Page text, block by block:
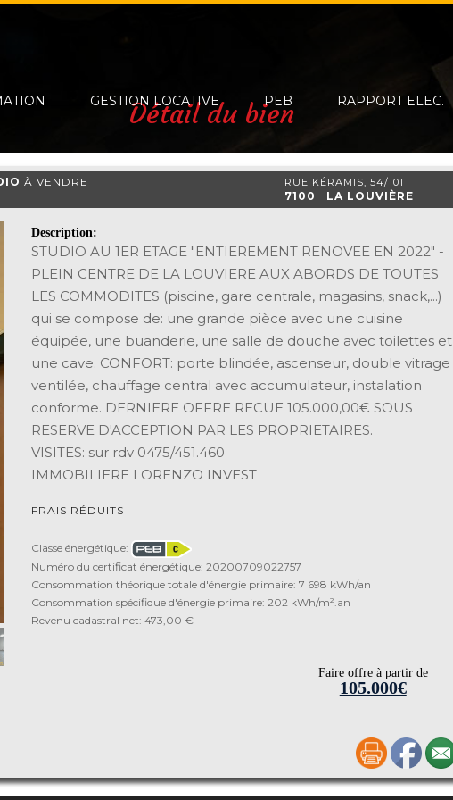
GESTION LOCATIVE PEB RAPPORT ELEC.
Détail du bien
À VENDRE RUE KÉRAMIS, 54/101
7100 LA LOUVIÈRE
Description:
STUDIO AU 1ER ETAGE "ENTIEREMENT RENOVEE EN 2022" -
PLEIN CENTRE DE LA LOUVIERE AUX ABORDS DE TOUTES
LES COMMODITES (piscine, gare centrale, magasins, snack,...)
qui se compose de: une grande pièce avec une cuisine
équipée, une buanderie, une salle de douche avec toilettes et
une cave. CONFORT: porte blindée, ascenseur, double vitrage
ventilée, chauffage central avec accumulateur, instalation
conforme. DERNIERE OFFRE RECUE 105.000,00€ SOUS
RESERVE D'ACCEPTION PAR LES PROPRIETAIRES.
VISITES: sur rdv 0475/451.460
IMMOBILIERE LORENZO INVEST
FRAIS RÉDUITS
Classe énergétique:
Numéro du certificat énergétique: 20200709022757
Consommation théorique totale d'énergie primaire: 7 698 kWh/an
Consommation spécifique d'énergie primaire: 202 kWh/m².an
Revenu cadastral net: 473,00 €
Faire offre à partir de
105.000€